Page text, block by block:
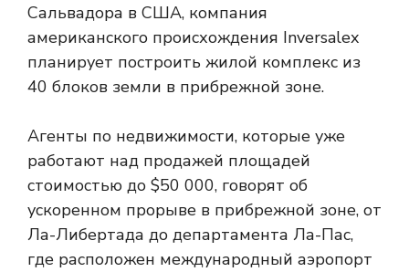
Сальвадора в США, компания
американского происхождения Inversalex
планирует построить жилой комплекс из
40 блоков земли в прибрежной зоне.
Агенты по недвижимости, которые уже
работают над продажей площадей
стоимостью до $50 000, говорят об
ускоренном прорыве в прибрежной зоне, от
Ла-Либертада до департамента Ла-Пас,
где расположен международный аэропорт